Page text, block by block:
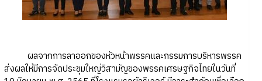
ผลจากการลาออกของหัวหน้าพรรคและกรรมการบริหารพรรค
ส่งผลให้มีการจัดประชุมใหญ่วิสามัญของพรรคเศรษฐกิจไทยในวันที่